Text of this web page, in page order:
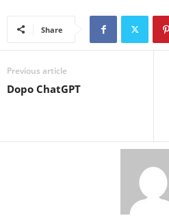
Share
Previous article
Dopo ChatGPT